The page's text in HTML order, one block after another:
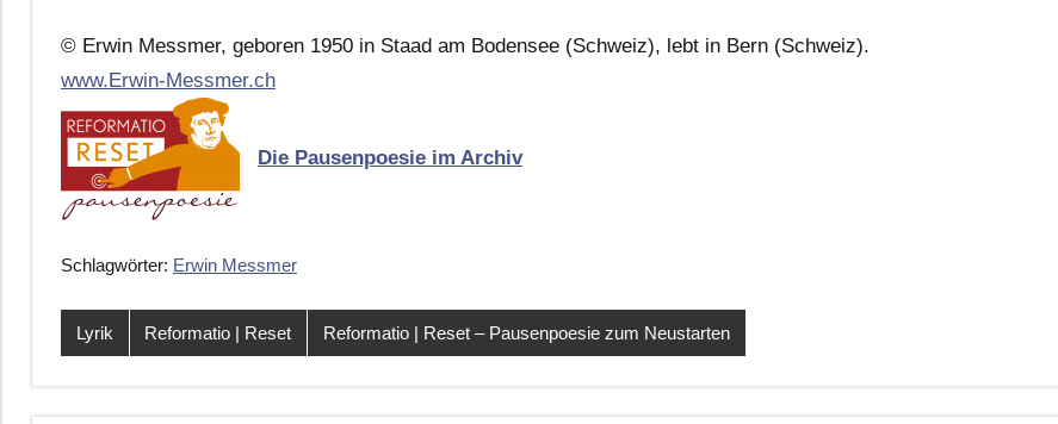
© Erwin Messmer, geboren 1950 in Staad am Bodensee (Schweiz), lebt in Bern (Schweiz).
www.Erwin-Messmer.ch
Die Pausenpoesie im Archiv
Schlagwörter: Erwin Messmer
Lyrik Reformatio | Reset Reformatio | Reset – Pausenpoesie zum Neustarten